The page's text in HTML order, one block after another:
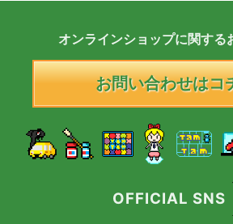
オンラインショップに関する
お問い合わせはコ
OFFICIAL SNS